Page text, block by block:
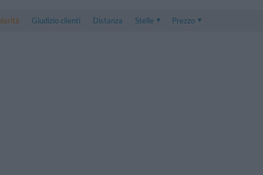
Giudizio clienti Distanza
Stelle
Prezzo